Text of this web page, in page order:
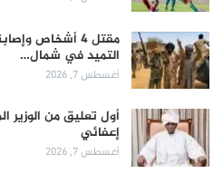
مقتل 4 أشخاص
التميد في شمال…
أغسطس 7, 2026
أول تعليق من الوزير
إعفائي
أغسطس 7, 2026